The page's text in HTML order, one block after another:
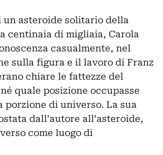
un asteroide solitario della
centinaia di migliaia, Carola
casualmente, nel
sulla figura e il lavoro di Franz
chiare le fattezze del
quale posizione occupasse
porzione di universo. La sua
dall’autore all’asteroide,
come luogo di